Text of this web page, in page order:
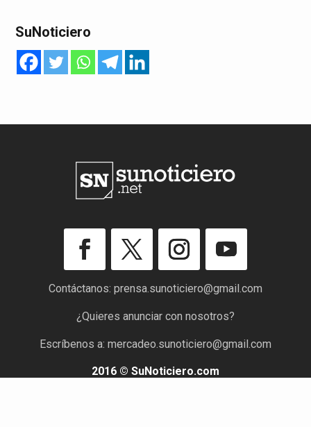
SuNoticiero
Contáctanos: prensa.sunoticiero@gmail.com
¿Quieres anunciar con nosotros?
Escríbenos a: mercadeo.sunoticiero@gmail.com
2016 © SuNoticiero.com